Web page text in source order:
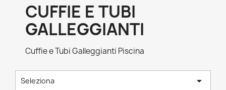
CUFFIE E TUBI
GALLEGGIANTI
Cuffie e Tubi Galleggianti Piscina
Seleziona 